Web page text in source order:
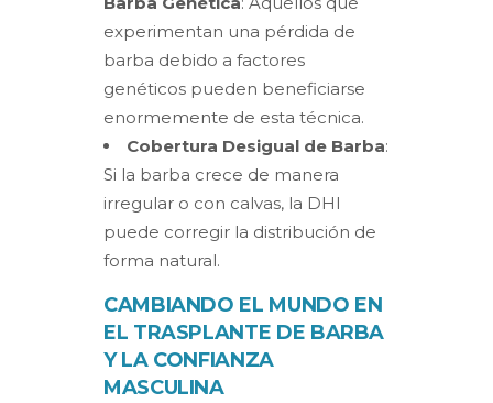
experimentan una pérdida de
barba debido a factores
genéticos pueden beneficiarse
enormemente de esta técnica.
Cobertura Desigual de Barba:
Si la barba crece de manera
irregular o con calvas, la DHI
puede corregir la distribución de
forma natural.
CAMBIANDO EL MUNDO EN
EL TRASPLANTE DE BARBA
Y LA CONFIANZA
MASCULINA